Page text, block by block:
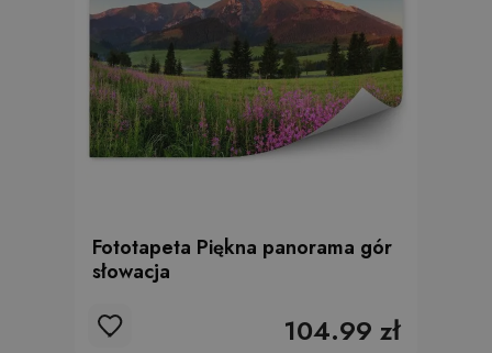
Fototapeta Piękna panorama gór
słowacja
104.99 zł